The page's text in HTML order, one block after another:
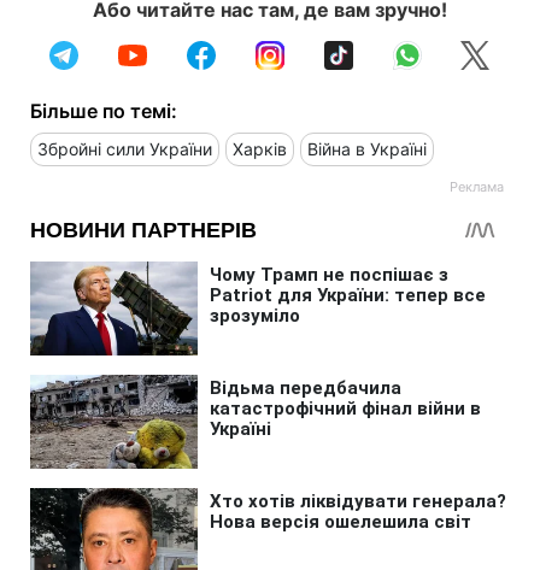
Або читайте нас там, де вам зручно!
Більше по темі:
Збройні сили України Харків Війна в Україні